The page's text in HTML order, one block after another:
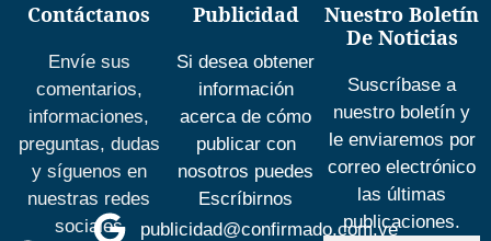
Contáctanos
Envíe sus
comentarios,
informaciones,
preguntas, dudas
y síguenos en
nuestras redes
sociales
Publicidad
Si desea obtener
información
acerca de cómo
publicar con
nosotros puedes
Escríbirnos
publicidad@confirmado.com.ve
Nuestro Boletín
De Noticias
Suscríbase a
nuestro boletín y
le enviaremos por
correo electrónico
las últimas
publicaciones.